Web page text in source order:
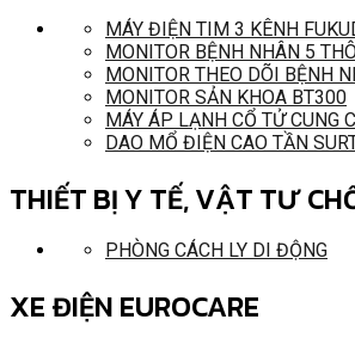
MÁY ĐIỆN TIM 3 KÊNH
MONITOR BỆNH NHÂN 5
MONITOR THEO DÕI BỆNH
MONITOR SẢN KHOA BT300
MÁY ÁP LẠNH CỔ TỬ CUNG
DAO MỔ ĐIỆN CAO TẦN
THIẾT BỊ Y TẾ, VẬT TƯ
PHÒNG CÁCH LY DI ĐỘNG
XE ĐIỆN EUROCARE